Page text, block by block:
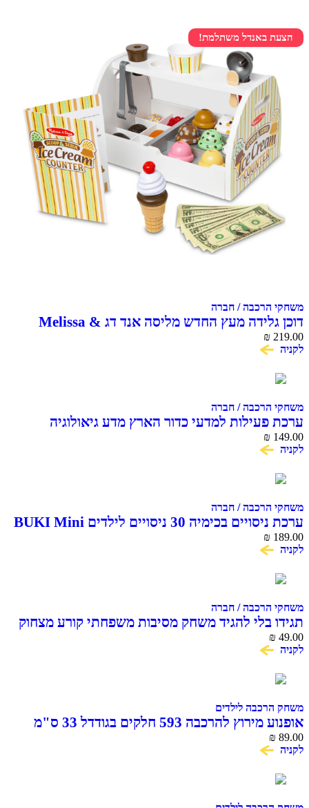
הצעת באנדל משתלמת!
משחקי הרכבה / חברה
דוכן גלידה מעץ החדש מליסה אנד דג Melissa &
Doug Scoop & Serve Ice Cream Counter
₪ 219.00
לקניה
משחקי הרכבה / חברה
ערכת פעילות למדעי כדור הארץ מדע גיאולוגיה
National Geographic
₪ 149.00
לקניה
משחקי הרכבה / חברה
ערכת ניסויים בכימיה 30 ניסויים לילדים BUKI Mini
Chemistry
₪ 189.00
לקניה
משחקי הרכבה / חברה
תגידו בלי להגיד משחק מסיבות משפחתי קורע מצחוק
₪ 49.00
לקניה
משחק הרכבה לילדים
אופנוע מירוץ להרכבה 593 חלקים בגודדל 33 ס"מ
COME ALIVE
₪ 89.00
לקניה